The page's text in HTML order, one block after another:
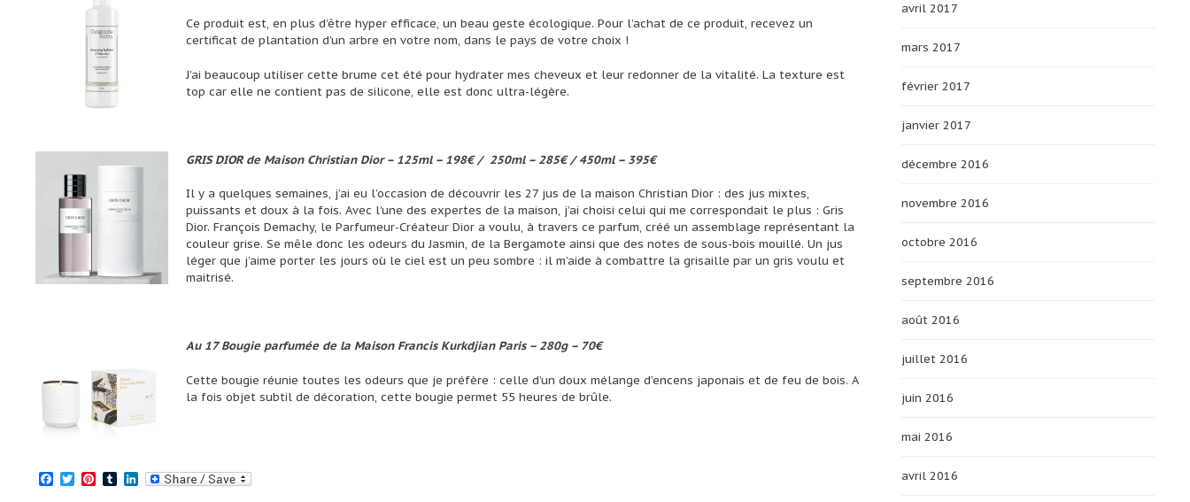
Ce produit est, en plus d’être hyper efficace, un beau geste écologique. Pour l’achat de ce produit, recevez un
certificat de plantation d’un arbre en votre nom, dans le pays de votre choix !
J’ai beaucoup utiliser cette brume cet été pour hydrater mes cheveux et leur redonner de la vitalité. La texture est
top car elle ne contient pas de silicone, elle est donc ultra-légère.
GRIS DIOR de Maison Christian Dior – 125ml – 198€ / 250ml – 285€ / 450ml – 395€
Il y a quelques semaines, j’ai eu l’occasion de découvrir les 27 jus de la maison Christian Dior : des jus mixtes,
puissants et doux à la fois. Avec l’une des expertes de la maison, j’ai choisi celui qui me correspondait le plus : Gris
Dior. François Demachy, le Parfumeur-Créateur Dior a voulu, à travers ce parfum, créé un assemblage représentant la
couleur grise. Se mêle donc les odeurs du Jasmin, de la Bergamote ainsi que des notes de sous-bois mouillé. Un jus
léger que j’aime porter les jours où le ciel est un peu sombre : il m’aide à combattre la grisaille par un gris voulu et
maitrisé.
Au 17Bougie parfumée de la Maison Francis Kurkdjian Paris – 280g – 70€
Cette bougie réunie toutes les odeurs que je préfère : celle d’un doux mélange d’encens japonais et de feu de bois. A
la fois objet subtil de décoration, cette bougie permet 55 heures de brûle.
Facebook
TwitterPinterest
TumblrLinkedIn
avril 2017
mars 2017
février 2017
janvier 2017
décembre 2016
novembre 2016
octobre 2016
septembre 2016
août 2016
juillet 2016
juin 2016
mai 2016
avril 2016